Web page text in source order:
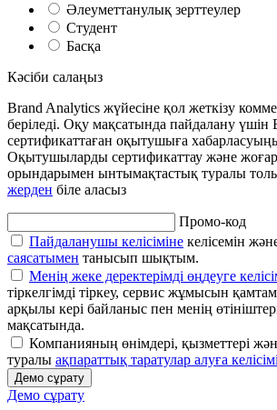
Әлеуметтанулық зерттеулер
Студент
Басқа
Кәсіби салаңыз
Brand Analytics жүйесіне қол жеткізу
беріледі. Оқу мақсатында пайдалану үшін
сертификаттаған оқытушыға
Оқытушыларды сертификаттау және
орындарымен ынтымақтастық туралы
жерден біле аласыз
Промо-код
Пайдаланушы келісіміне келісемін
саясатымен танысып шықтым.
Менің жеке деректерімді өңдеуге
тіркелгімді тіркеу, сервис жұмысын
арқылы кері байланыс пен менің
мақсатында.
Компанияның өнімдері, қызметтері
туралы ақпараттық таратулар алуға
Демо сұрату
Демо сұрату